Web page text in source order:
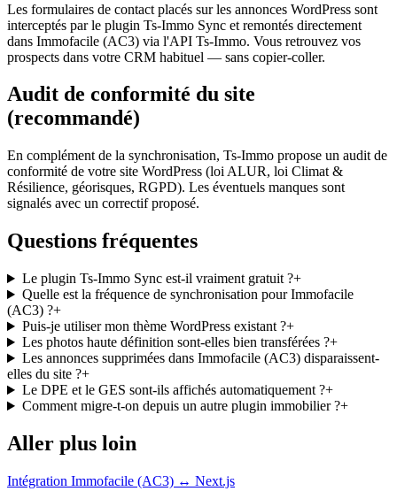
Les formulaires de contact placés sur les annonces WordPress sont
interceptés par le plugin Ts-Immo Sync et remontés directement
dans Immofacile (AC3) via l'API Ts-Immo. Vous retrouvez vos
prospects dans votre CRM habituel — sans copier-coller.
Audit de conformité du site
(recommandé)
En complément de la synchronisation, Ts-Immo propose un audit de
conformité de votre site WordPress (loi ALUR, loi Climat &
Résilience, géorisques, RGPD). Les éventuels manques sont
signalés avec un correctif proposé.
Questions fréquentes
Le plugin Ts-Immo Sync est-il vraiment gratuit ?+
Quelle est la fréquence de synchronisation pour Immofacile
(AC3) ?+
Puis-je utiliser mon thème WordPress existant ?+
Les photos haute définition sont-elles bien transférées ?+
Les annonces supprimées dans Immofacile (AC3) disparaissent-
elles du site ?+
Le DPE et le GES sont-ils affichés automatiquement ?+
Comment migre-t-on depuis un autre plugin immobilier ?+
Aller plus loin
Intégration Immofacile (AC3) ↔ Next.js